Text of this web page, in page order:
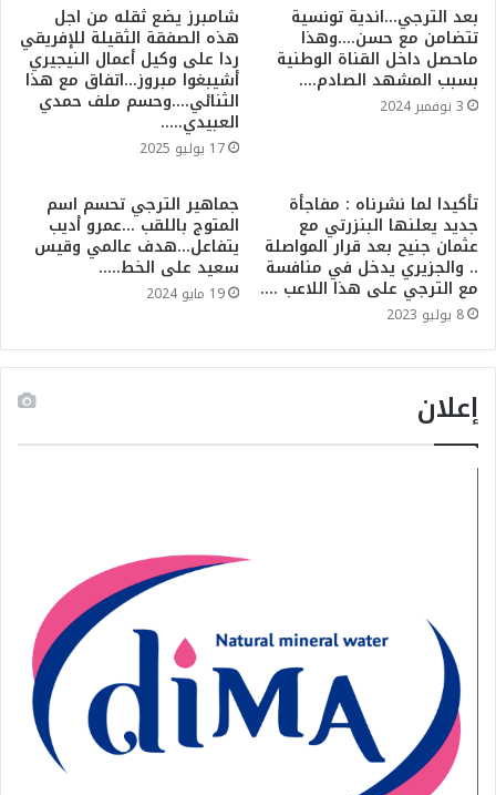
بعد الترجي…اندية تونسية
تتضامن مع حسن….وهذا
ماحصل داخل القناة الوطنية
بسبب المشهد الصادم….
3 نوفمبر 2024
شامبرز يضع ثقله من اجل
هذه الصفقة الثقيلة للإفريقي
ردا على وكيل أعمال النيجيري
أشيبغوا مبروز…اتفاق مع هذا
الثنائي….وحسم ملف حمدي
العبيدي…..
17 يوليو 2025
تأكيدا لما نشرناه : مفاجأة
جديد يعلنها البنزرتي مع
عثمان جنيح بعد قرار المواصلة
.. والجزيري يدخل في منافسة
مع الترجي على هذا اللاعب ….
8 يوليو 2023
جماهير الترجي تحسم اسم
المتوج باللقب …عمرو أديب
يتفاعل…هدف عالمي وقيس
سعيد على الخط…..
19 مايو 2024
إعلان